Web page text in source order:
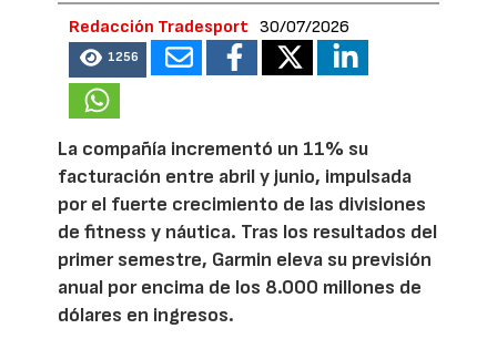
Redacción Tradesport 30/07/2026
1256
La compañía incrementó un 11% su
facturación entre abril y junio, impulsada
por el fuerte crecimiento de las divisiones
de fitness y náutica. Tras los resultados del
primer semestre, Garmin eleva su previsión
anual por encima de los 8.000 millones de
dólares en ingresos.